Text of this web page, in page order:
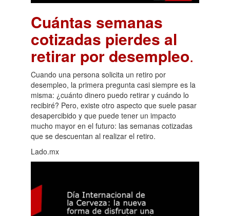
Cuántas semanas
cotizadas pierdes al
retirar por desempleo.
Cuando una persona solicita un retiro por
desempleo, la primera pregunta casi siempre es la
misma: ¿cuánto dinero puedo retirar y cuándo lo
recibiré? Pero, existe otro aspecto que suele pasar
desapercibido y que puede tener un impacto
mucho mayor en el futuro: las semanas cotizadas
que se descuentan al realizar el retiro.
Lado.mx